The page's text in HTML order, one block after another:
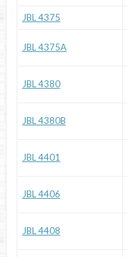
JBL 4375
JBL 4375A
JBL 4380
JBL 4380B
JBL 4401
JBL 4406
JBL 4408